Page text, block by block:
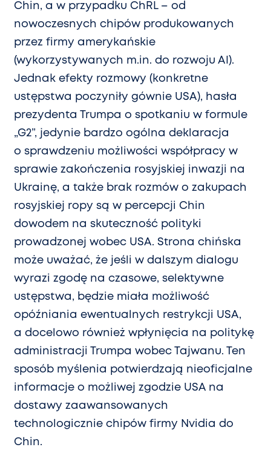
Chin, a w przypadku ChRL – od
nowoczesnych chipów produkowanych
przez firmy amerykańskie
(wykorzystywanych m.in. do rozwoju AI).
Jednak efekty rozmowy (konkretne
ustępstwa poczyniły gównie USA), hasła
prezydenta Trumpa o spotkaniu w formule
„G2”, jedynie bardzo ogólna deklaracja
o sprawdzeniu możliwości współpracy w
sprawie zakończenia rosyjskiej inwazji na
Ukrainę, a także brak rozmów o zakupach
rosyjskiej ropy są w percepcji Chin
dowodem na skuteczność polityki
prowadzonej wobec USA. Strona chińska
może uważać, że jeśli w dalszym dialogu
wyrazi zgodę na czasowe, selektywne
ustępstwa, będzie miała możliwość
opóźniania ewentualnych restrykcji USA,
a docelowo również wpłynięcia na politykę
administracji Trumpa wobec Tajwanu. Ten
sposób myślenia potwierdzają nieoficjalne
informacje o możliwej zgodzie USA na
dostawy zaawansowanych
technologicznie chipów firmy Nvidia do
Chin.